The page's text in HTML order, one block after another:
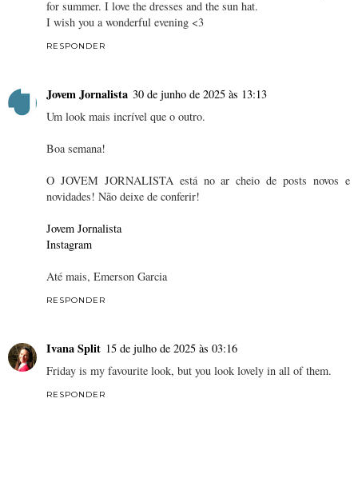
for summer. I love the dresses and the sun hat.
I wish you a wonderful evening <3
RESPONDER
Jovem Jornalista 30 de junho de 2025 às 13:13
Um look mais incrível que o outro.
Boa semana!
O JOVEM JORNALISTA está no ar cheio de posts novos e
novidades! Não deixe de conferir!
Jovem Jornalista
Instagram
Até mais, Emerson Garcia
RESPONDER
Ivana Split 15 de julho de 2025 às 03:16
Friday is my favourite look, but you look lovely in all of them.
RESPONDER